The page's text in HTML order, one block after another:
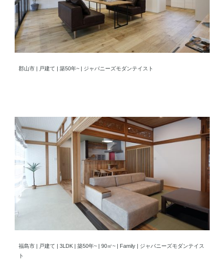
郡山市 | 戸建て | 築50年~ | ジャパニーズモダンテイスト
福島市 | 戸建て | 3LDK | 築50年~ | 90㎡~ | Family | ジャパニーズモダンテイス
ト